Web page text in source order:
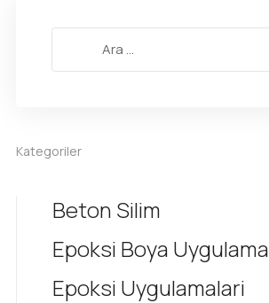
Kategoriler
Beton Silim
Epoksi Boya Uygulama
Epoksi Uygulamalari